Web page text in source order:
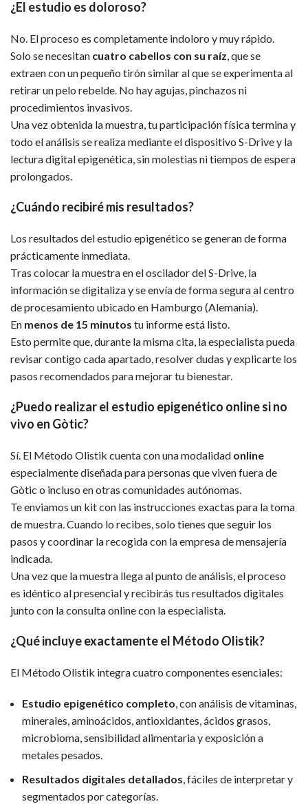
¿El estudio es doloroso?
No. El proceso es completamente indoloro y muy rápido.
Solo se necesitan cuatro cabellos con su raíz, que se
extraen con un pequeño tirón similar al que se experimenta al
retirar un pelo rebelde. No hay agujas, pinchazos ni
procedimientos invasivos.
Una vez obtenida la muestra, tu participación física termina y
todo el análisis se realiza mediante el dispositivo S-Drive y la
lectura digital epigenética, sin molestias ni tiempos de espera
prolongados.
¿Cuándo recibiré mis resultados?
Los resultados del estudio epigenético se generan de forma
prácticamente inmediata.
Tras colocar la muestra en el oscilador del S-Drive, la
información se digitaliza y se envía de forma segura al centro
de procesamiento ubicado en Hamburgo (Alemania).
En menos de 15 minutos tu informe está listo.
Esto permite que, durante la misma cita, la especialista pueda
revisar contigo cada apartado, resolver dudas y explicarte los
pasos recomendados para mejorar tu bienestar.
¿Puedo realizar el estudio epigenético online si no
vivo en Gòtic?
Sí. El Método Olistik cuenta con una modalidad online
especialmente diseñada para personas que viven fuera de
Gòtic o incluso en otras comunidades autónomas.
Te enviamos un kit con las instrucciones exactas para la toma
de muestra. Cuando lo recibes, solo tienes que seguir los
pasos y coordinar la recogida con la empresa de mensajería
indicada.
Una vez que la muestra llega al punto de análisis, el proceso
es idéntico al presencial y recibirás tus resultados digitales
junto con la consulta online con la especialista.
¿Qué incluye exactamente el Método Olistik?
El Método Olistik integra cuatro componentes esenciales:
Estudio epigenético completo, con análisis de vitaminas,
minerales, aminoácidos, antioxidantes, ácidos grasos,
microbioma, sensibilidad alimentaria y exposición a
metales pesados.
Resultados digitales detallados, fáciles de interpretar y
segmentados por categorías.